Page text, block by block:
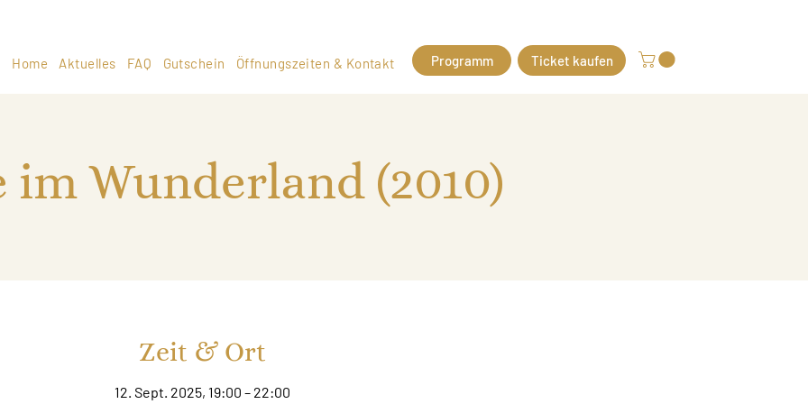
Home Aktuelles FAQ Gutschein Öffnungszeiten & Kontakt Programm Ticket kaufen
im Wunderland (2010)
Zeit & Ort
12. Sept. 2025, 19:00 – 22:00